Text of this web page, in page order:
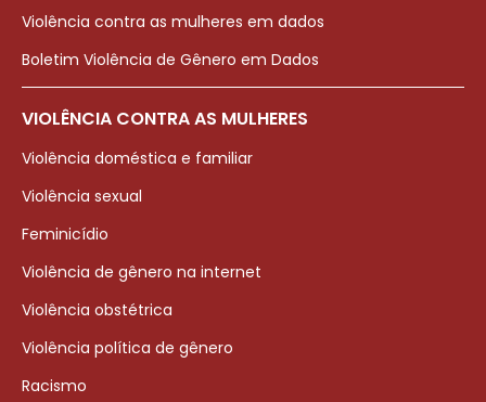
Violência contra as mulheres em dados
Boletim Violência de Gênero em Dados
VIOLÊNCIA CONTRA AS MULHERES
Violência doméstica e familiar
Violência sexual
Feminicídio
Violência de gênero na internet
Violência obstétrica
Violência política de gênero
Racismo